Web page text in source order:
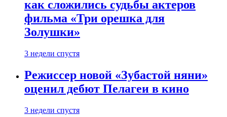
как сложились судьбы актеров
фильма «Три орешка для
Золушки»
3 недели спустя
Режиссер новой «Зубастой няни»
оценил дебют Пелагеи в кино
3 недели спустя